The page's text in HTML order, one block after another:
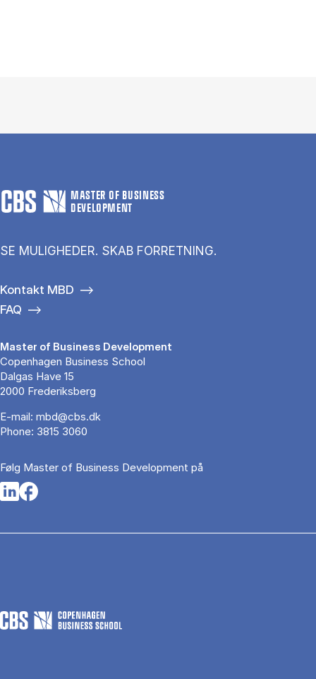
MASTER OF BUSINESS
DEVELOPMENT
SE MULIGHEDER. SKAB FORRETNING.
Kontakt MBD
FAQ
Master of Business Development
Copenhagen Business School
Dalgas Have 15
2000 Frederiksberg
E-mail: mbd@cbs.dk
Phone: 3815 3060
Følg Master of Business Development på
Opens in a new tab
Opens in a new tab